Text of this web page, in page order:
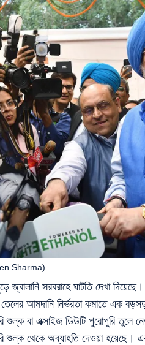
সরবরাহে ঘাটতি দেখা
তেলের আমদানি নির্ভরতা কমাতে এক
শুল্ক বা এক্সাইজ ডিউটি পুরোপুরি
থেকে অব্যাহতি দেওয়া হয়েছে।
Sharma)